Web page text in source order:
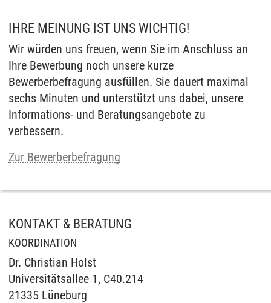
IHRE MEINUNG IST UNS WICHTIG!
Wir würden uns freuen, wenn Sie im Anschluss an
Ihre Bewerbung noch unsere kurze
Bewerberbefragung ausfüllen. Sie dauert maximal
sechs Minuten und unterstützt uns dabei, unsere
Informations- und Beratungsangebote zu
verbessern.
Zur Bewerberbefragung
KONTAKT & BERATUNG
KOORDINATION
Dr. Christian Holst
Universitätsallee 1, C40.214
21335 Lüneburg